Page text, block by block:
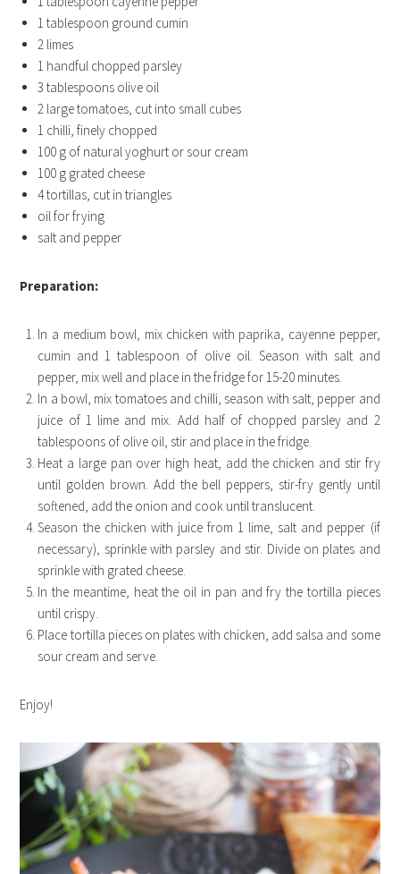
1 tablespoon ground cumin
2 limes
1 handful chopped parsley
3 tablespoons olive oil
2 large tomatoes, cut into small cubes
1 chilli, finely chopped
100 g of natural yoghurt or sour cream
100 g grated cheese
4 tortillas, cut in triangles
oil for frying
salt and pepper
Preparation:
In a medium bowl, mix chicken with paprika, cayenne pepper,
cumin and 1 tablespoon of olive oil. Season with salt and
pepper, mix well and place in the fridge for 15-20 minutes.
In a bowl, mix tomatoes and chilli, season with salt, pepper and
juice of 1 lime and mix. Add half of chopped parsley and 2
tablespoons of olive oil, stir and place in the fridge.
Heat a large pan over high heat, add the chicken and stir fry
until golden brown. Add the bell peppers, stir-fry gently until
softened, add the onion and cook until translucent.
Season the chicken with juice from 1 lime, salt and pepper (if
necessary), sprinkle with parsley and stir. Divide on plates and
sprinkle with grated cheese.
In the meantime, heat the oil in pan and fry the tortilla pieces
until crispy.
Place tortilla pieces on plates with chicken, add salsa and some
sour cream and serve.
Enjoy!